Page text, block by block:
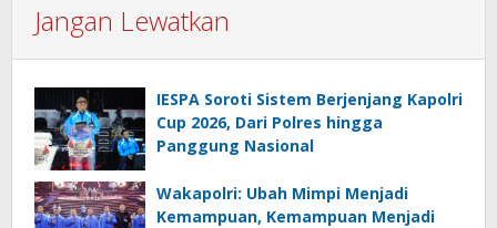
Jangan Lewatkan
IESPA Soroti Sistem Berjenjang Kapolri
Cup 2026, Dari Polres hingga
Panggung Nasional
Wakapolri: Ubah Mimpi Menjadi
Kemampuan, Kemampuan Menjadi